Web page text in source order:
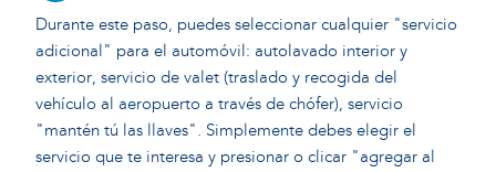
Durante este paso, puedes seleccionar cualquier "servicio
adicional" para el automóvil: autolavado interior y
exterior, servicio de valet (traslado y recogida del
vehículo al aeropuerto a través de chófer), servicio
"mantén tú las llaves". Simplemente debes elegir el
servicio que te interesa y presionar o clicar "agregar al